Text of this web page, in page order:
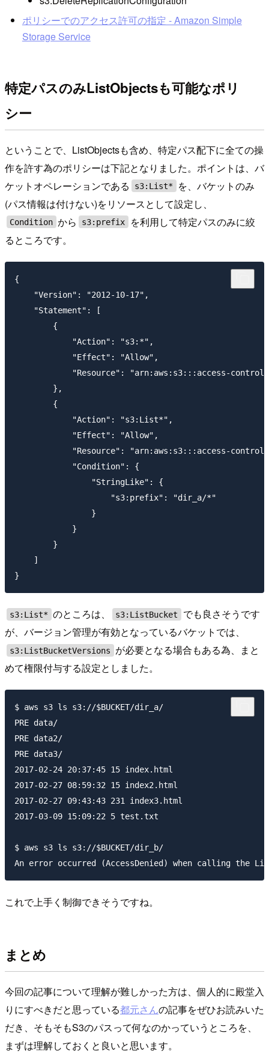
ポリシーでのアクセス許可の指定 - Amazon Simple
Storage Service
特定パスのみListObjectsも可能なポリ
シー
ということで、ListObjectsも含め、特定パス配下に全ての操
作を許す為のポリシーは下記となりました。ポイントは、バ
ケットオペレーションである
s3:List*
を、バケットのみ
(パス情報は付けない)をリソースとして設定し、
Condition から s3:prefix
を利用して特定パスのみに絞
るところです。
{
    "Version": "2012-10-17",
    "Statement": [
        {
            "Action": "s3:*",
            "Effect": "Allow",
"Resource": "arn:aws:s3:::access-
        },
        {
            "Action": "s3:List*",
            "Effect": "Allow",
"Resource": "arn:aws:s3:::access-
            "Condition": {
                "StringLike": {
                    "s3:prefix": "dir_a/*"
                }
            }
        }
    ]
s3:List* のところは、 s3:ListBucket
でも良さそうです
が、バージョン管理が有効となっているバケットでは、
s3:ListBucketVersions
が必要となる場合もある為、まと
めて権限付与する設定としました。
$ aws s3 ls s3://$BUCKET/dir_a/
PRE data/
PRE data2/
PRE data3/
2017-02-24 20:37:45 15 index.html
2017-02-27 08:59:32 15 index2.html
2017-02-27 09:43:43 231 index3.html
2017-03-09 15:09:22 5 test.txt
$ aws s3 ls s3://$BUCKET/dir_b/
これで上手く制御できそうですね。
まとめ
今回の記事について理解が難しかった方は、個人的に殿堂入
りにすべきだと思っている都元さんの記事をぜひお読みいた
だき、そもそもS3のパスって何なのかっていうところを、
まずは理解しておくと良いと思います。